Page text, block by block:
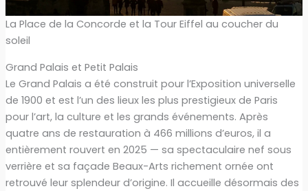
La Place de la Concorde et la Tour Eiffel au coucher du
soleil
Grand Palais et Petit Palais
Le Grand Palais a été construit pour l’Exposition universelle
de 1900 et est l’un des lieux les plus prestigieux de Paris
pour l’art, la culture et les grands événements. Après
quatre ans de restauration à 466 millions d’euros, il a
entièrement rouvert en 2025 — sa spectaculaire nef sous
verrière et sa façade Beaux-Arts richement ornée ont
retrouvé leur splendeur d’origine. Il accueille désormais des